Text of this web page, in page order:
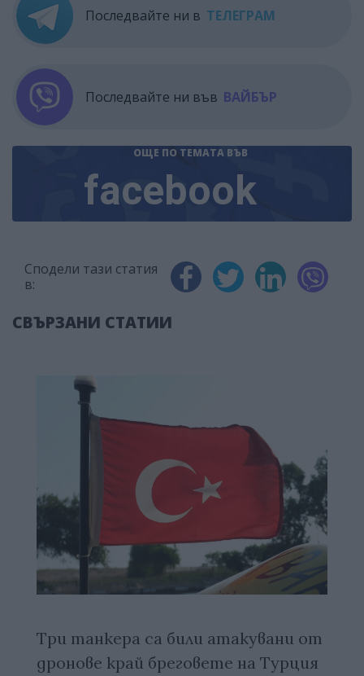
Последвайте ни в ТЕЛЕГРАМ
Последвайте ни във ВАЙБЪР
ОЩЕ ПО ТЕМАТА ВЪВ
facebook
Сподели тази статия
в:
СВЪРЗАНИ СТАТИИ
Три танкера са били атакувани от
дронове край бреговете на Турция